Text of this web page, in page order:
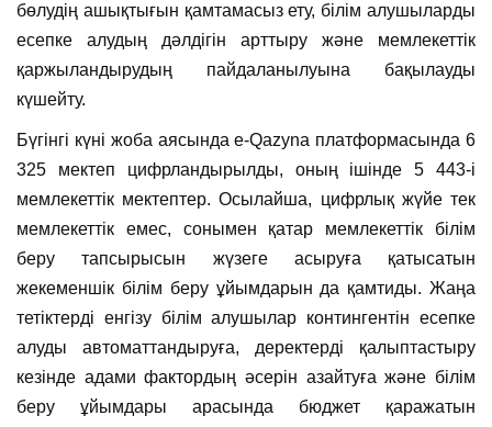
бөлудің ашықтығын қамтамасыз ету, білім алушыларды
есепке алудың дәлдігін арттыру және мемлекеттік
қаржыландырудың пайдаланылуына бақылауды
күшейту.
Бүгінгі күні жоба аясында e-Qazyna платформасында 6
325 мектеп цифрландырылды, оның ішінде 5 443-і
мемлекеттік мектептер. Осылайша, цифрлық жүйе тек
мемлекеттік емес, сонымен қатар мемлекеттік білім
беру тапсырысын жүзеге асыруға қатысатын
жекеменшік білім беру ұйымдарын да қамтиды. Жаңа
тетіктерді енгізу білім алушылар контингентін есепке
алуды автоматтандыруға, деректерді қалыптастыру
кезінде адами фактордың әсерін азайтуға және білім
беру ұйымдары арасында бюджет қаражатын